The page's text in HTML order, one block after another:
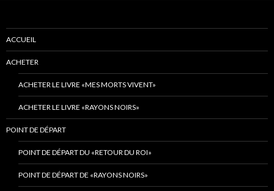
ACCUEIL
ACHETER
ACHETER LE LIVRE «MES MORTS VIVENT»
ACHETER LE LIVRE «RAYONS NOIRS»
POINT DE DÉPART
POINT DE DÉPART DU «RETOUR DU ROI»
POINT DE DÉPART DE «RAYONS NOIRS»